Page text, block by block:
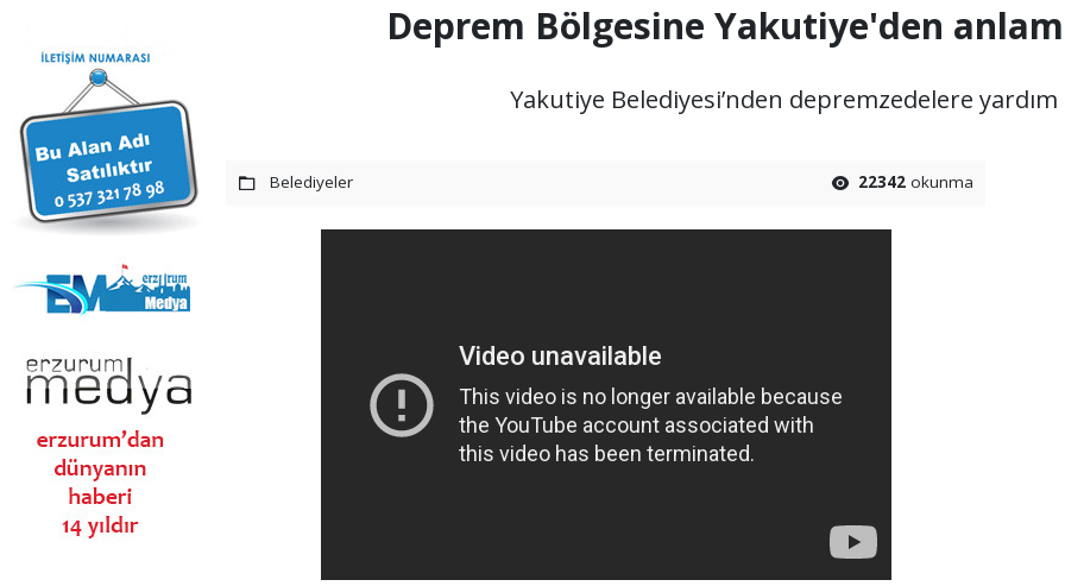
Deprem Bölgesine Yakutiye'den
Yakutiye Belediyesi’nden depremzedelere yardım
Belediyeler 22342 okunma